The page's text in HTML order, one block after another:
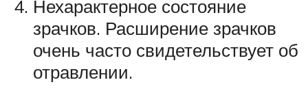
Нехарактерное состояние
зрачков. Расширение зрачков
очень часто свидетельствует об
отравлении.